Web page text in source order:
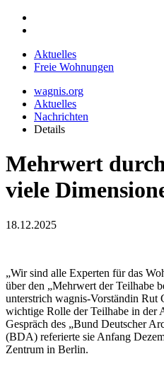
Aktuelles
Freie Wohnungen
wagnis.org
Aktuelles
Nachrichten
Details
Mehrwert
viele
18.12.2025
„Wir sind alle Experten für das
über den „Mehrwert der Teilhabe
unterstrich wagnis-Vorständin
wichtige Rolle der Teilhabe in der
Gespräch des „Bund Deutscher
(BDA) referierte sie Anfang
Zentrum in Berlin.